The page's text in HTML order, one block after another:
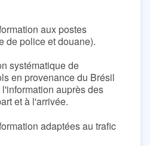
aux postes
de police et douane).
systématique de
en provenance du Brésil
auprès des
et à l'arrivée.
adaptées au trafic